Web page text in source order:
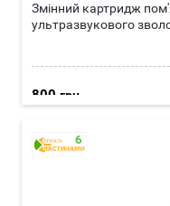
Змінний картридж
ультразвукового
800 грн
6